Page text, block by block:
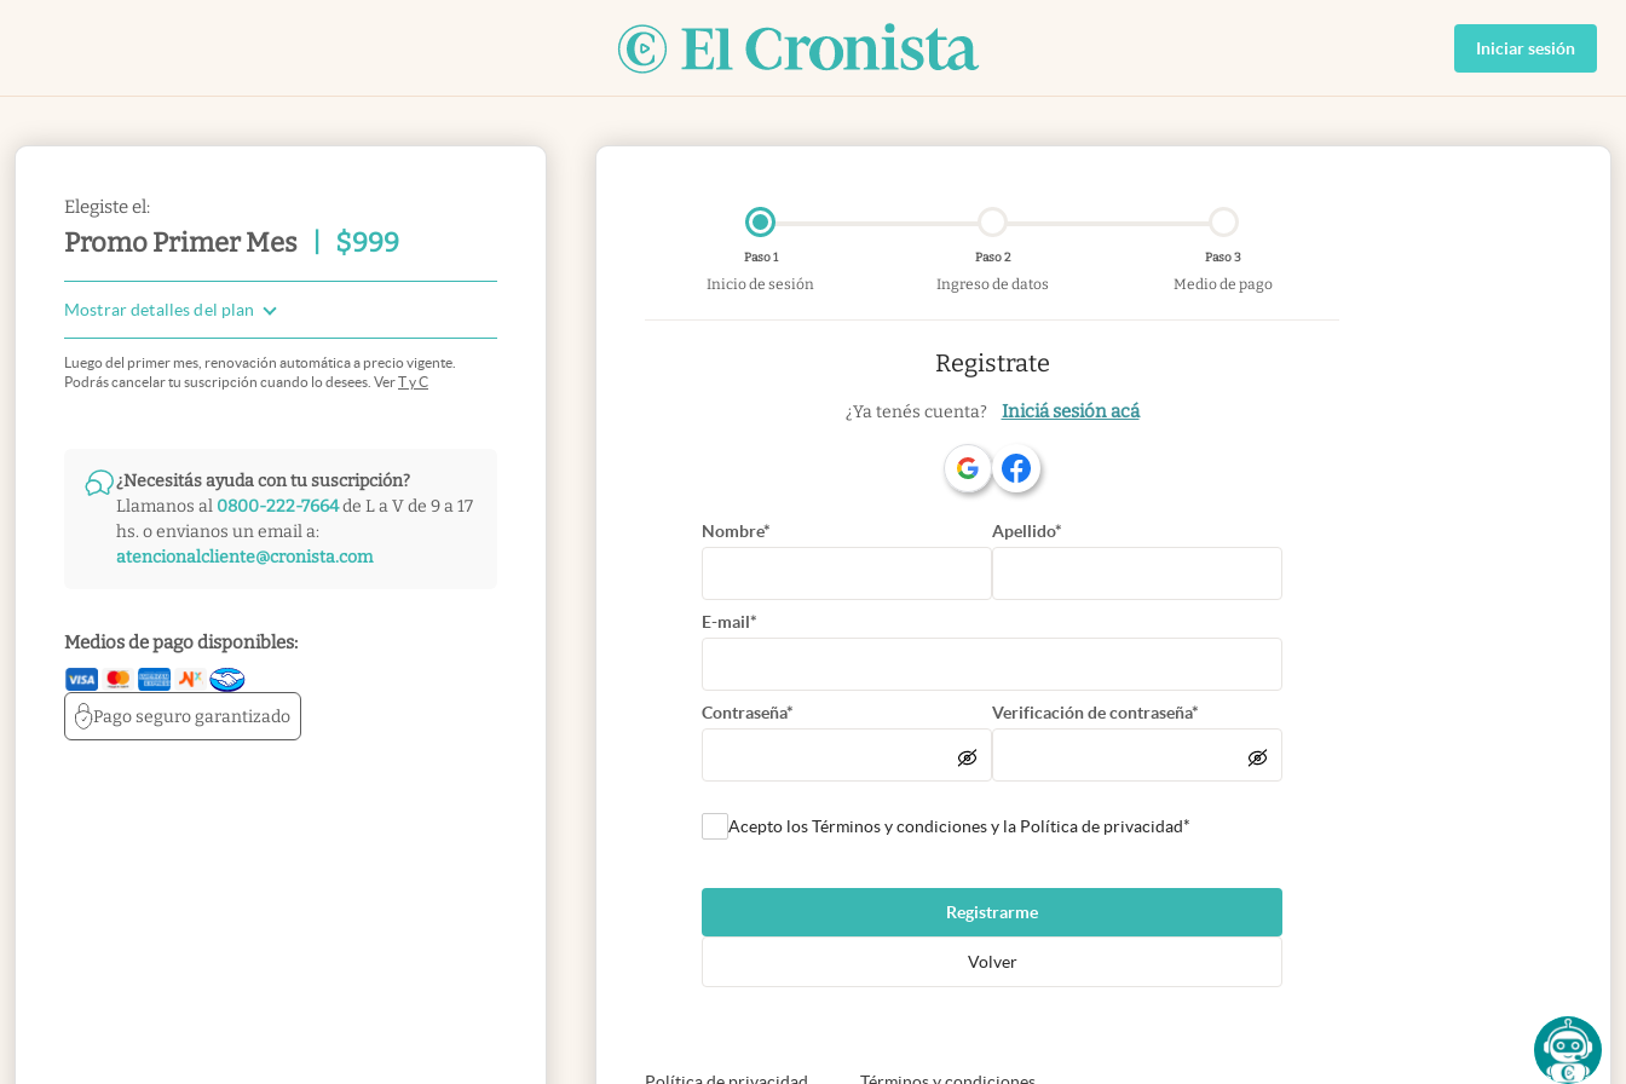
Iniciar sesión
Elegiste el:
Promo Primer Mes $999
Mostrar detalles del plan
Luego del primer mes, renovación automática a precio vigente.
Podrás cancelar tu suscripción cuando lo desees. VerT y C
¿Necesitás ayuda con tu suscripción?
Llamanos al 0800-222-7664de L a V de 9 a 17
hs. o envianos un email a:
atencionalcliente@cronista.com
Medios de pago disponibles:
Pago segurogarantizado
Paso 1
Inicio de sesión
Paso 2
Ingreso de datos
Paso 3
Medio de pago
Registrate
¿Ya tenés cuenta? Iniciá sesión acá
Nombre* Apellido*
E-mail*
Contraseña* Verificación de contraseña*
Acepto los Términos y condiciones y la Política de privacidad*
Registrarme
Volver